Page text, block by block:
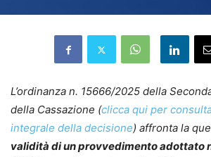
L’ordinanza n. 15666/2025 della
della Cassazione (clicca qui per
integrale della decisione) affronta la
validità di un provvedimento adottato